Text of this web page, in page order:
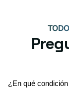
¿En qué